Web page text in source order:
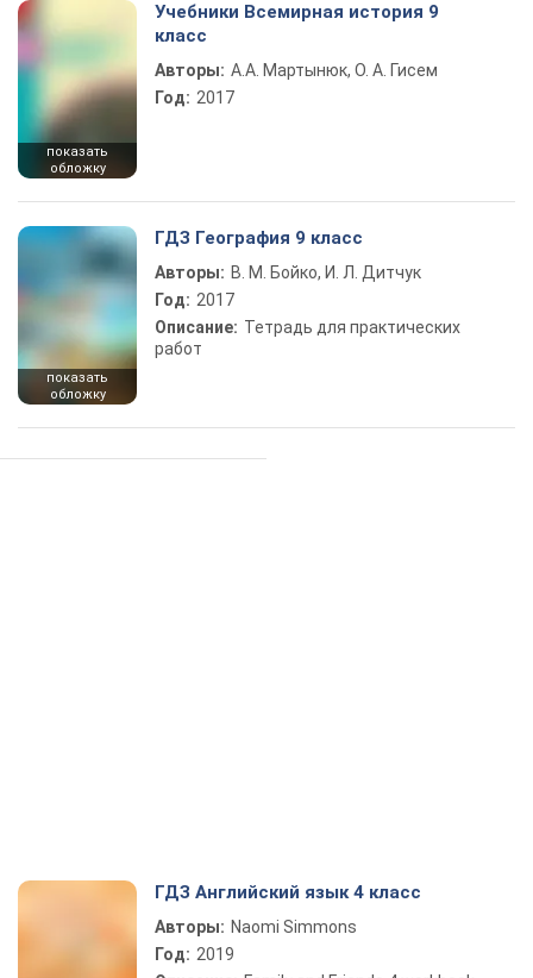
показать
обложку
Учебники Всемирная история 9
класс
Авторы: А.А. Мартынюк, О. А. Гисем
Год: 2017
показать
обложку
ГДЗ География 9 класс
Авторы: В. М. Бойко, И. Л. Дитчук
Год: 2017
Описание: Тетрадь для практических
работ
ГДЗ Английский язык 4 класс
Авторы: Naomi Simmons
Год: 2019